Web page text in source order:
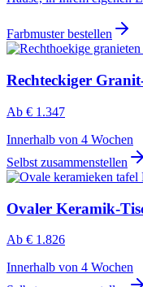
Farbmuster bestellen
Rechteckiger
Ab € 1.347
Innerhalb von 4 Wochen
Selbst zusammenstellen
Ovaler Keramik-
Ab € 1.826
Innerhalb von 4 Wochen